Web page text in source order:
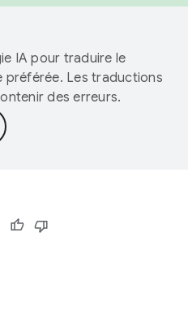
IA pour traduire le
préférée. Les traductions
des erreurs.